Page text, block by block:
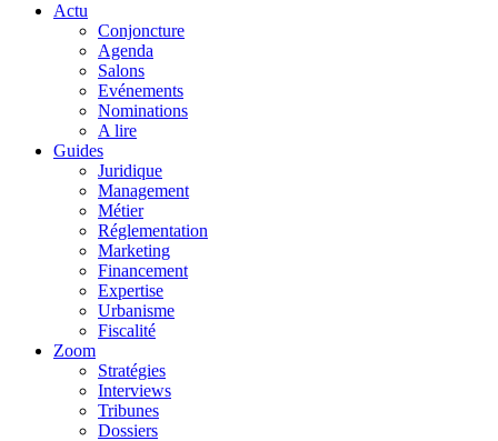
Actu
Conjoncture
Agenda
Salons
Evénements
Nominations
A lire
Guides
Juridique
Management
Métier
Réglementation
Marketing
Financement
Expertise
Urbanisme
Fiscalité
Zoom
Stratégies
Interviews
Tribunes
Dossiers